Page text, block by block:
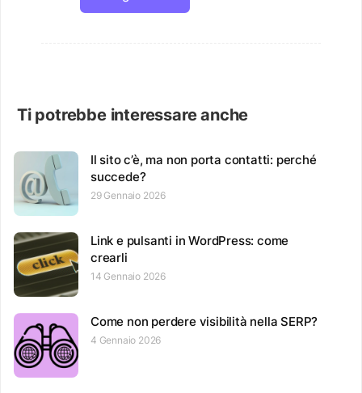
Ti potrebbe interessare anche
Il sito c’è, ma non porta contatti: perché
succede?
29 Gennaio 2026
Link e pulsanti in WordPress: come
crearli
14 Gennaio 2026
Come non perdere visibilità nella SERP?
4 Gennaio 2026